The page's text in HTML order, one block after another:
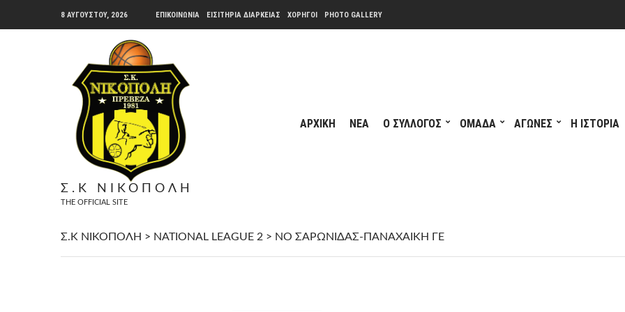
8 ΑΥΓΟΎΣΤΟΥ, 2026 ΕΠΙΚΟΙΝΩΝΙΑ ΕΙΣΙΤΗΡΙΑ ΔΙΑΡΚΕΙΑΣ ΧΟΡΗΓΟΙ PHOTO GALLERY
Σ.Κ ΝΙΚΟΠΟΛΗ
THE OFFICIAL SITE
ΑΡΧΙΚΗ ΝΕΑ Ο ΣΥΛΛΟΓΟΣ ΟΜΑΔΑ ΑΓΩΝΕΣ Η ΙΣΤΟΡΙΑ
Σ.Κ ΝΙΚΟΠΟΛΗ > NATIONAL LEAGUE 2 > ΝΟ ΣΑΡΩΝΙΔΑΣ-ΠΑΝΑΧΑΙΚΗ ΓΕ